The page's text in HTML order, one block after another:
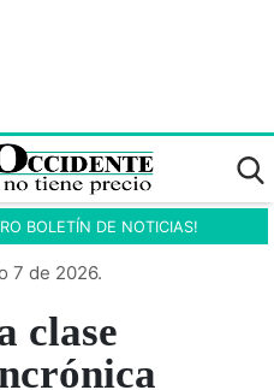
BOLETÍN DE NOTICIAS!
7 de 2026.
clase